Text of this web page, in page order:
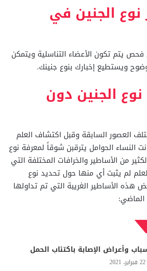
الجنين في
يتم تكون الأعضاء التناسلية ويتمكن
ويستطيع إخبارك بنوع جنينك.
الجنين دون
العصور السابقة وقبل اكتشاف العلم
النساء الحوامل يترقبن شوقاً لمعرفة نوع
من الأساطير والخرافات المختلفة التي
لم يثبت أي منها حول تحديد نوع
هذه الأساطير الغريبة التي تم تداولها
وأعراض الإصابة باكتئاب الحمل
22 فبراير، 2021